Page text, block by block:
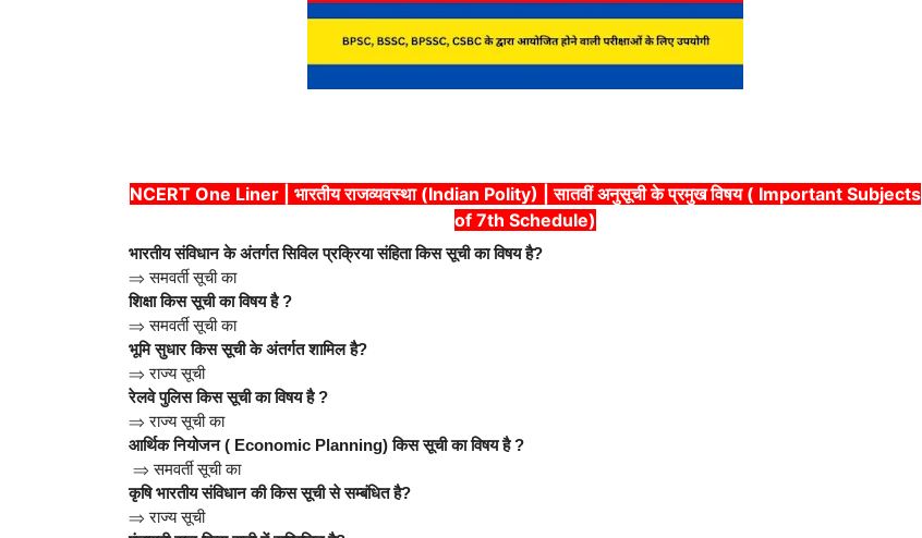
NCERT One Liner | भारतीय राजव्यवस्था (Indian Polity) | सातवीं अनुसूची के प्रमुख विषय ( Important Subjects
of 7th Schedule)
भारतीय संविधान के अंतर्गत सिविल प्रक्रिया संहिता किस सूची का विषय है?
⇒समवर्ती सूची का
शिक्षा किस सूची का विषय है ?
⇒ समवर्ती सूची का
भूमि सुधार किस सूची के अंतर्गत शामिल है?
⇒ राज्य सूची
रेलवे पुलिस किस सूची का विषय है ?
⇒ राज्य सूची का
आर्थिक नियोजन ( Economic Planning) किस सूची का विषय है ?
⇒ समवर्ती सूची का
कृषि भारतीय संविधान की किस सूची से सम्बंधित है?
⇒राज्य सूची